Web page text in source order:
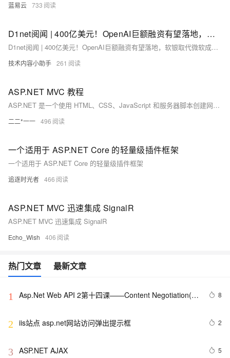
蓝易云 733
D1net阅闻 | 400亿美元！OpenAI巨额融资有望落地，软银取代微软成最大投资方
D1net阅闻 | 400亿美元！OpenAI巨额融资有望落地，软银取代微软成最大投资方
技术内容小助手 261
ASP.NET MVC 教程
ASP.NET 是一个使用 HTML、CSS、JavaScript 和服务器脚本创建网页和网站的开发框架。
二二*一一 496
一个适用于 ASP.NET Core 的轻量级插件框架
一个适用于 ASP.NET Core 的轻量级插件框架
追逐时光者 466
ASP.NET MVC 迅速集成 SignalR
ASP.NET MVC 迅速集成 SignalR
Echo_Wish 406
热门文章 最新文章
1
Asp.Net Web API 2第十四课——Content Negotiation(内
8
2 iis站点 asp.net网站访问弹出提示框 2
3 ASP.NET AJAX 5